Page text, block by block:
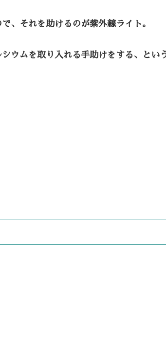
、それを助けるのが紫外線ライト。
ウムを取り入れる手助けをする、とい